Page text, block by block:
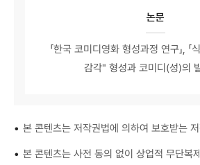
논문
「한국 코미디영화 형성과정 연구」, 「
감각" 형성과 코미디(성)의
• 본 콘텐츠는 저작권법에 의하여 보호받는
• 본 콘텐츠는 사전 동의 없이 상업적 무단복